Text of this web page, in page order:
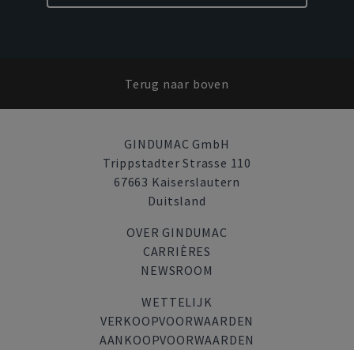
Terug naar boven
GINDUMAC GmbH
Trippstadter Strasse 110
67663 Kaiserslautern
Duitsland
OVER GINDUMAC
CARRIÈRES
NEWSROOM
WETTELIJK
VERKOOPVOORWAARDEN
AANKOOPVOORWAARDEN